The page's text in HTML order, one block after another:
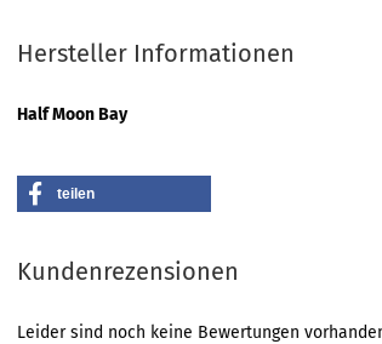
Hersteller Informationen
Half Moon Bay
teilen
Kundenrezensionen
Leider sind noch keine Bewertungen